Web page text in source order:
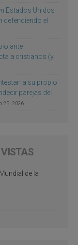
Estados Unidos
defendiendo el
ante
a cristianos (y
a su propio
parejas del
25, 2026
de la